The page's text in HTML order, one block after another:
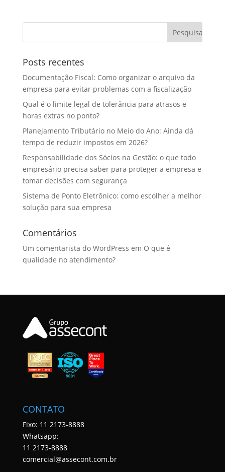
Posts recentes
Documentação Fiscal: Como organizar o arquivo da
empresa para evitar problemas com a fiscalização
Qual é o limite legal de tolerância para atrasos e
horas extras no ponto?
Planejamento Tributário no Meio do Ano: Ainda dá
tempo de reduzir impostos em 2026?
Responsabilidade dos Sócios na Gestão: o que todo
empresário precisa saber para proteger a empresa e
tomar decisões com segurança
Sistema de Ponto Eletrônico: como escolher a melhor
solução para sua empresa
Comentários
Um comentarista do WordPress em O que é
qualidade no atendimento?
CONTATO
Fixo: 11 2173-8888
Whatsapp:
11 2173-8888
comercial@assecont.com.br